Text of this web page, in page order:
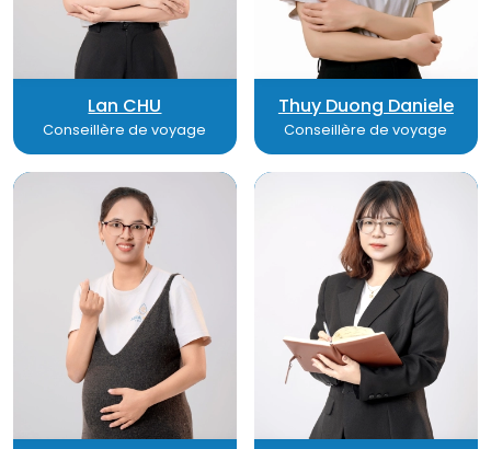
Lan CHU
Conseillère de voyage
Thuy Duong Daniele
Conseillère de voyage